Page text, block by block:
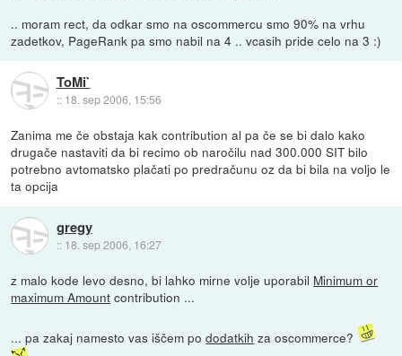
.. moram rect, da odkar smo na oscommercu smo 90% na vrhu
zadetkov, PageRank pa smo nabil na 4 .. vcasih pride celo na 3 :)
ToMi`
:: 18. sep 2006, 15:56
Zanima me če obstaja kak contribution al pa če se bi dalo kako
drugače nastaviti da bi recimo ob naročilu nad 300.000 SIT bilo
potrebno avtomatsko plačati po predračunu oz da bi bila na voljo le
ta opcija
gregy
:: 18. sep 2006, 16:27
z malo kode levo desno, bi lahko mirne volje uporabil Minimum or
maximum Amount contribution ...
... pa zakaj namesto vas iščem pododatkih za oscommerce?